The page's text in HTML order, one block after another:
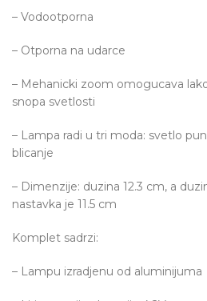
– Vodootporna
– Otporna na udarce
– Mehanicki zoom omogucava
snopa svetlosti
– Lampa radi u tri moda: svetlo
blicanje
– Dimenzije: duzina 12.3 cm, a
nastavka je 11.5 cm
Komplet sadrzi:
– Lampu izradjenu od aluminijuma